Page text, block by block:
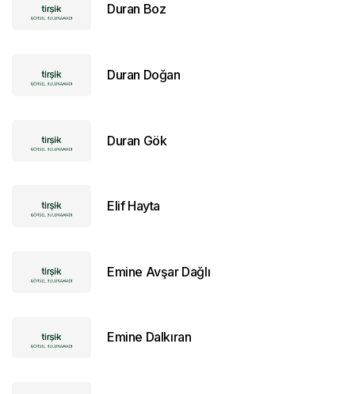
Duran Boz
Duran Doğan
Duran Gök
Elif Hayta
Emine Avşar Dağlı
Emine Dalkıran